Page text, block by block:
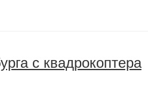
с квадрокоптера